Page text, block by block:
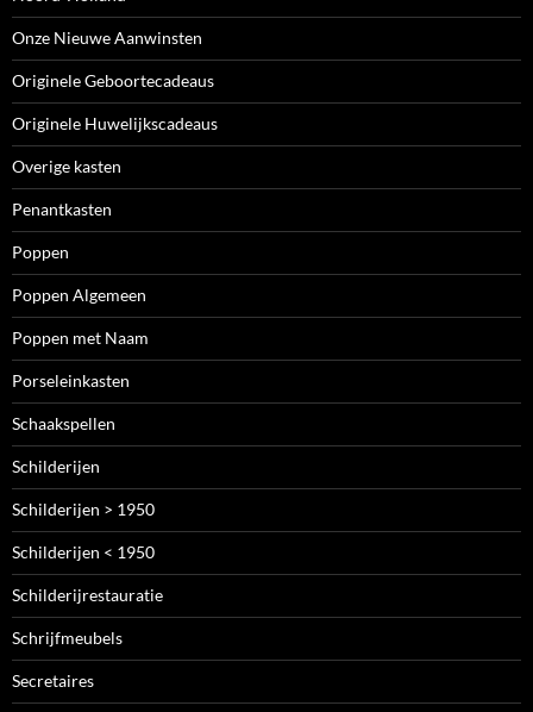
Onze Nieuwe Aanwinsten
Originele Geboortecadeaus
Originele Huwelijkscadeaus
Overige kasten
Penantkasten
Poppen
Poppen Algemeen
Poppen met Naam
Porseleinkasten
Schaakspellen
Schilderijen
Schilderijen > 1950
Schilderijen < 1950
Schilderijrestauratie
Schrijfmeubels
Secretaires